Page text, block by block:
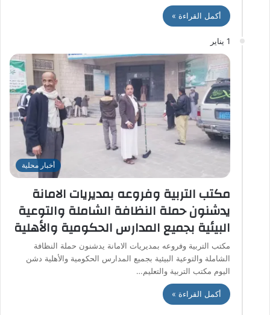
أكمل القراءة »
1 يناير
أخبار محلية
مكتب التربية وفروعه بمديريات الامانة
يدشنون حملة النظافة الشاملة والتوعية
البيئية بجميع المدارس الحكومية والأهلية
مكتب التربية وفروعه بمديريات الامانة يدشنون حملة النظافة
الشاملة والتوعية البيئية بجميع المدارس الحكومية والأهلية دشن
اليوم مكتب التربية والتعليم…
أكمل القراءة »